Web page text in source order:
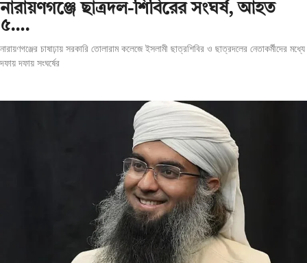
‎নারায়ণগঞ্জে ছাত্রদল-শিবিরের সংঘর্ষ, আহত
৫….
নারায়ণগঞ্জের চাষাঢ়ায় সরকারি তোলারাম কলেজে ইসলামী ছাত্রশিবির ও ছাত্রদলের নেতাকর্মীদের মধ্যে
দফায় দফায় সংঘর্ষের